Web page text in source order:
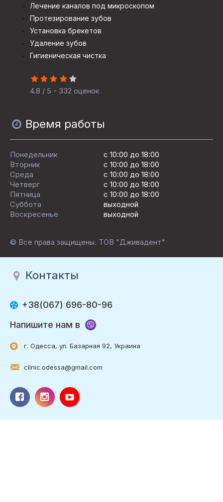
Лечение каналов под микроскопом
Протезирование зубов
Установка брекетов
Удаление зубов
Гигиеническая чистка
4.8 / 5 - 332 оценок
Время работы
Понедельник
с 10:00 до 18:00
Вторник
с 10:00 до 18:00
Среда
с 10:00 до 18:00
Четверг
с 10:00 до 18:00
Пятница
c 10:00 до 18:00
Суббота
выходной
Воскресенье
выходной
© Все права защищены. ТОВ "Дживадент"
Контакты
+38(067) 696-80-96
Напишите нам в
г. Одесса, ул. Базарная 92, Украина
clinic.odessa@gmail.com